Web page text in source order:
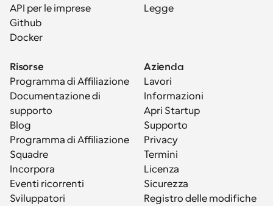
API per le imprese
Github
Docker
Legge
Risorse
Programma di Affiliazione
Documentazione di
supporto
Blog
Programma di Affiliazione
Squadre
Incorpora
Eventi ricorrenti
Sviluppatori
Azienda
Lavori
Informazioni
Apri Startup
Supporto
Privacy
Termini
Licenza
Sicurezza
Registro delle modifiche